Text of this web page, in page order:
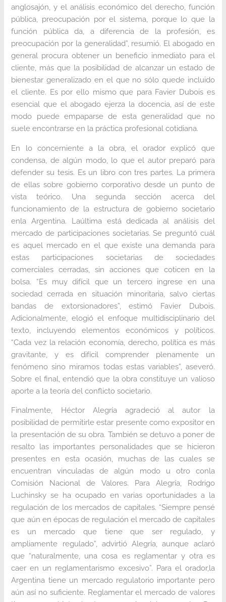
anglosajón, y el análisis económico del derecho, función
pública, preocupación por el sistema, porque lo que la
función pública da, a diferencia de la profesión, es
preocupación por la generalidad”, resumió. El abogado en
general procura obtener un beneficio inmediato para el
cliente, más que la posibilidad de alcanzar un estado de
bienestar generalizado en el que no sólo quede incluido
el cliente. Es por ello mismo que para Favier Dubois es
esencial que el abogado ejerza la docencia, así de este
modo puede empaparse de esta generalidad que no
suele encontrarse en la práctica profesional cotidiana.
En lo concerniente a la obra, el orador explicó que
condensa, de algún modo, lo que el autor preparó para
defender su tesis. Es un libro con tres partes. La primera
de ellas sobre gobierno corporativo desde un punto de
vista teórico. Una segunda sección acerca del
funcionamiento de la estructura de gobierno societario
enla Argentina. Laúltima está dedicada al análisis del
mercado de participaciones societarias. Se preguntó cuál
es aquel mercado en el que existe una demanda para
estas participaciones societarias de sociedades
comerciales cerradas, sin acciones que coticen en la
bolsa. “Es muy difícil que un tercero ingrese en una
sociedad cerrada en situación minoritaria, salvo ciertas
bandas de extorsionadores”, estimó Favier Dubois.
Adicionalmente, elogió el enfoque multidisciplinario del
texto, incluyendo elementos económicos y políticos.
“Cada vez la relación economía, derecho, política es más
gravitante, y es difícil comprender plenamente un
fenómeno sino miramos todas estas variables”, aseveró.
Sobre el final, entendió que la obra constituye un valioso
aporte a la teoría del conflicto societario.
Finalmente, Héctor Alegría agradeció al autor la
posibilidad de permitirle estar presente como expositor en
la presentación de su obra. También se detuvo a poner de
resalto las importantes personalidades que se hicieron
presentes en esta ocasión, muchas de las cuales se
encuentran vinculadas de algún modo u otro conla
Comisión Nacional de Valores. Para Alegría, Rodrigo
Luchinsky se ha ocupado en varias oportunidades a la
regulación de los mercados de capitales. “Siempre pensé
que aún en épocas de regulación el mercado de capitales
es un mercado que tiene que ser regulado, y
ampliamente regulado”, advirtió Alegría, aunque aclaró
que “naturalmente, una cosa es reglamentar y otra es
caer en un reglamentarismo excesivo”. Para el orador,la
Argentina tiene un mercado regulatorio importante pero
aún así no suficiente. Reglamentar el mercado de valores